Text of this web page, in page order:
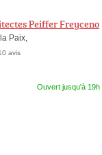
Peiffer Freyceno
Paix,
avis
Ouvert jusqu'à 19h